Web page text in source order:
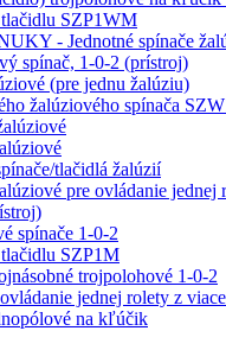
SZP1WM
- Jednotné spínače
spínač, 1-0-2 (prístroj)
(pre jednu žalúziu)
žalúziového spínača
tlačidlá žalúzií
pre ovládanie jednej
spínače 1-0-2
SZP1M
trojpolohové 1-0-2
jednej rolety z
na kľúčik